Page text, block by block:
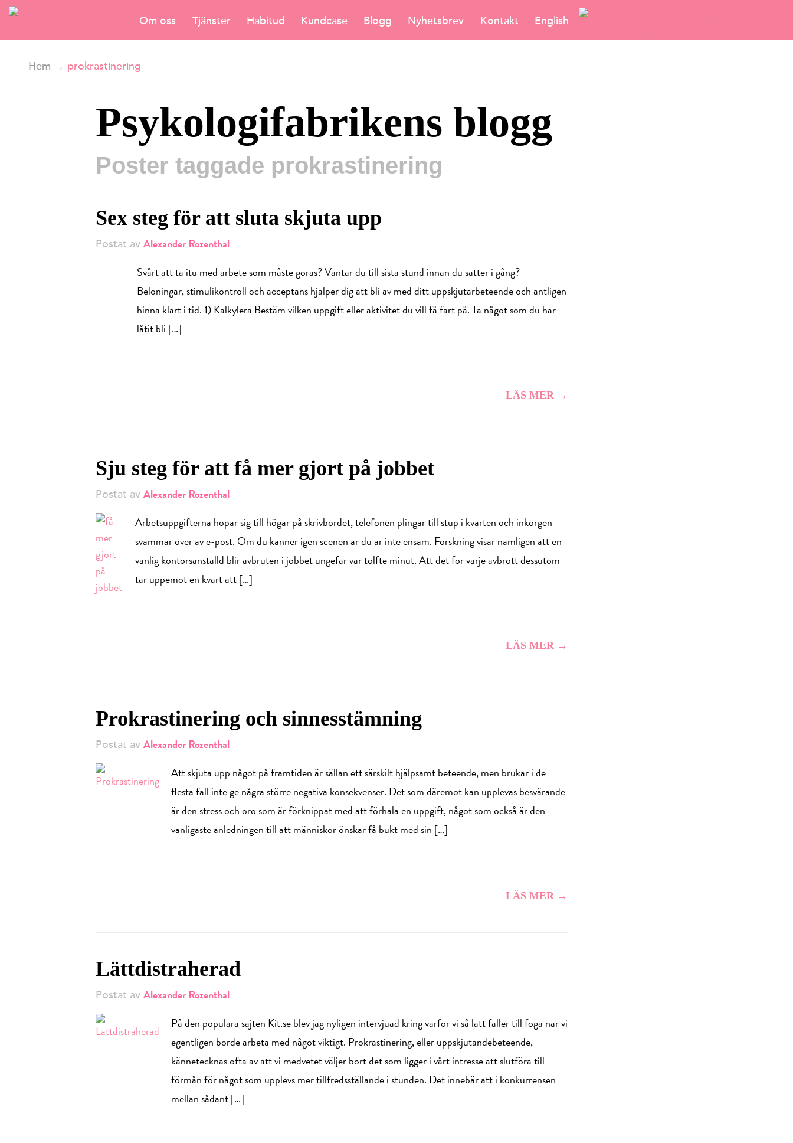
Om oss Tjänster Habitud Kundcase Blogg Nyhetsbrev Kontakt English
Hem → prokrastinering
Psykologifabrikens blogg
Poster taggade prokrastinering
Sex steg för att sluta skjuta upp
Postat av Alexander Rozenthal
Svårt att ta itu med arbete som måste göras? Väntar du till sista stund innan du sätter i gång?
Belöningar, stimulikontroll och acceptans hjälper dig att bli av med ditt uppskjutarbeteende och äntligen
hinna klart i tid. 1) Kalkylera Bestäm vilken uppgift eller aktivitet du vill få fart på. Ta något som du har
låtit bli […]
LÄS MER →
Sju steg för att få mer gjort på jobbet
Postat av Alexander Rozenthal
Arbetsuppgifterna hopar sig till högar på skrivbordet, telefonen plingar till stup i kvarten och inkorgen
svämmar över av e-post. Om du känner igen scenen är du är inte ensam. Forskning visar nämligen att en
vanlig kontorsanställd blir avbruten i jobbet ungefär var tolfte minut. Att det för varje avbrott dessutom
tar uppemot en kvart att […]
LÄS MER →
Prokrastinering och sinnesstämning
Postat av Alexander Rozenthal
Att skjuta upp något på framtiden är sällan ett särskilt hjälpsamt beteende, men brukar i de
flesta fall inte ge några större negativa konsekvenser. Det som däremot kan upplevas besvärande
är den stress och oro som är förknippat med att förhala en uppgift, något som också är den
vanligaste anledningen till att människor önskar få bukt med sin […]
LÄS MER →
Lättdistraherad
Postat av Alexander Rozenthal
På den populära sajten Kit.se blev jag nyligen intervjuad kring varför vi så lätt faller till föga när vi
egentligen borde arbeta med något viktigt. Prokrastinering, eller uppskjutandebeteende,
kännetecknas ofta av att vi medvetet väljer bort det som ligger i vårt intresse att slutföra till
förmån för något som upplevs mer tillfredsställande i stunden. Det innebär att i konkurrensen
mellan sådant […]